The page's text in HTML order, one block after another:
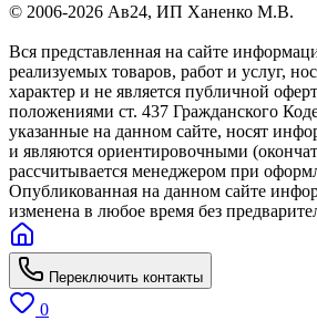
© 2006-2026 Ав24, ИП Ханенко М.В.
Вся представленная на сайте
реализуемых товаров, работ и услуг,
характер и не является публичной
положениями ст. 437 Гражданского
указанные на данном сайте, носят
и являются ориентировочными
рассчитывается менеджером при
Опубликованная на данном сайте
изменена в любое время без
Переключить контакты
0